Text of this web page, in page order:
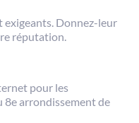
exigeants. Donnez-leur
réputation.
pour les
8e arrondissement de